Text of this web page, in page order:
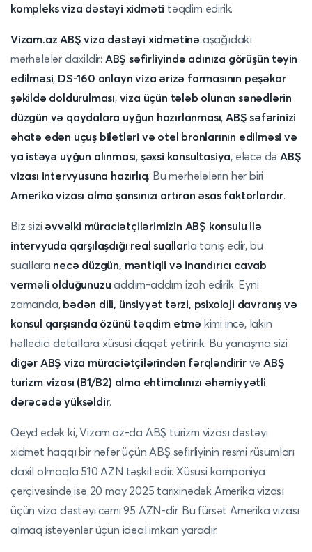
kompleks viza dəstəyi xidməti təqdim edirik.
Vizam.az ABŞ viza dəstəyi xidmətinə aşağıdakı
mərhələlər daxildir: ABŞ səfirliyində adınıza görüşün təyin
edilməsi, DS-160 onlayn viza ərizə formasının peşəkar
şəkildə doldurulması, viza üçün tələb olunan sənədlərin
düzgün və qaydalara uyğun hazırlanması, ABŞ səfərinizi
əhatə edən uçuş biletləri və otel bronlarının edilməsi və
ya istəyə uyğun alınması, şəxsi konsultasiya, eləcə də ABŞ
vizası intervyusuna hazırlıq. Bu mərhələlərin hər biri
Amerika vizası alma şansınızı artıran əsas faktorlardır.
Biz sizi əvvəlki müraciətçilərimizin ABŞ konsulu ilə
intervyuda qarşılaşdığı real suallarla tanış edir, bu
suallara necə düzgün, məntiqli və inandırıcı cavab
verməli olduğunuzu addım-addım izah edirik. Eyni
zamanda, bədən dili, ünsiyyət tərzi, psixoloji davranış və
konsul qarşısında özünü təqdim etmə kimi incə, lakin
həlledici detallara xüsusi diqqət yetiririk. Bu yanaşma sizi
digər ABŞ viza müraciətçilərindən fərqləndirirvə ABŞ
turizm vizası (B1/B2) alma ehtimalınızı əhəmiyyətli
dərəcədə yüksəldir.
Qeyd edək ki, Vizam.az-da ABŞ turizm vizası dəstəyi
xidmət haqqı bir nəfər üçün ABŞ səfirliyinin rəsmi rüsumları
daxil olmaqla 510 AZN təşkil edir. Xüsusi kampaniya
çərçivəsində isə 20 may 2025 tarixinədək Amerika vizası
üçün viza dəstəyi cəmi 95 AZN-dir. Bu fürsət Amerika vizası
almaq istəyənlər üçün ideal imkan yaradır.